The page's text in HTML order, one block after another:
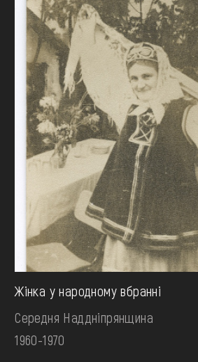
Жінка у народному вбранні
Середня Наддніпрянщина
1960-1970